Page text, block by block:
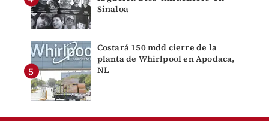
Sinaloa
Costará 150 mdd cierre de la
planta de Whirlpool en Apodaca,
NL